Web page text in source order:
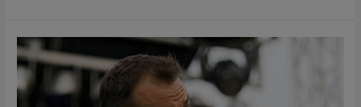
KOMA
Callosa
del